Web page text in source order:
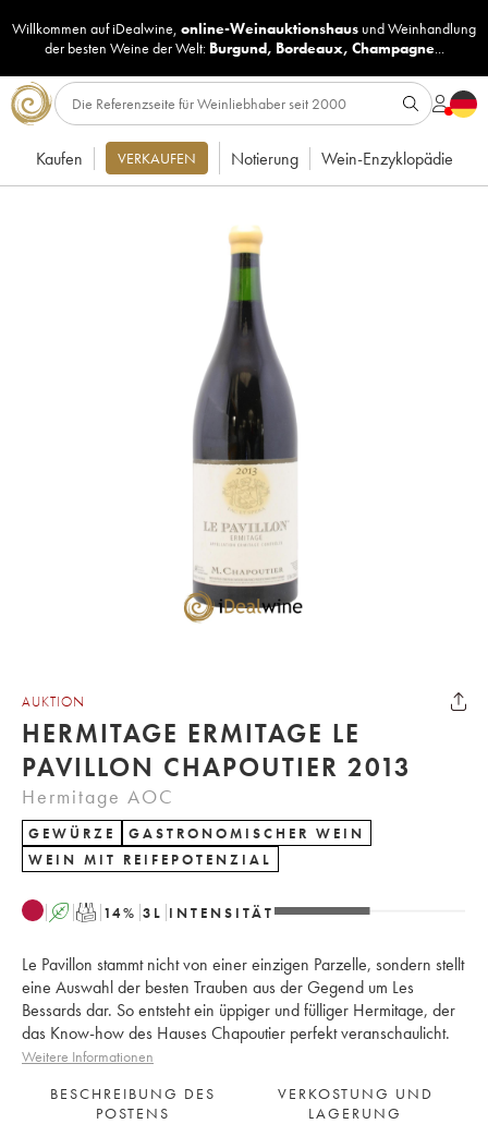
Willkommen auf iDealwine, online-Weinauktionshaus undWeinhandlung
der besten Weine der Welt: Burgund, Bordeaux, Champagne...
Kaufen VERKAUFEN Notierung Wein-Enzyklopädie
AUKTION
HERMITAGE ERMITAGE LE
PAVILLON CHAPOUTIER 2013
Hermitage AOC
GEWÜRZE
GASTRONOMISCHER WEIN
WEIN MIT REIFEPOTENZIAL
A T 14% 3 L INTENSITÄT
Le Pavillon stammt nicht von einer einzigen Parzelle, sondern stellt
eine Auswahl der besten Trauben aus der Gegend um Les
Bessards dar. So entsteht ein üppiger und fülliger Hermitage, der
das Know-how des Hauses Chapoutier perfekt veranschaulicht.
Weitere Informationen
BESCHREIBUNG DES
POSTENS
VERKOSTUNG UND
LAGERUNG